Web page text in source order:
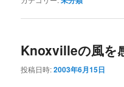
Knoxvilleの風を
投稿日時:2003年6月15日